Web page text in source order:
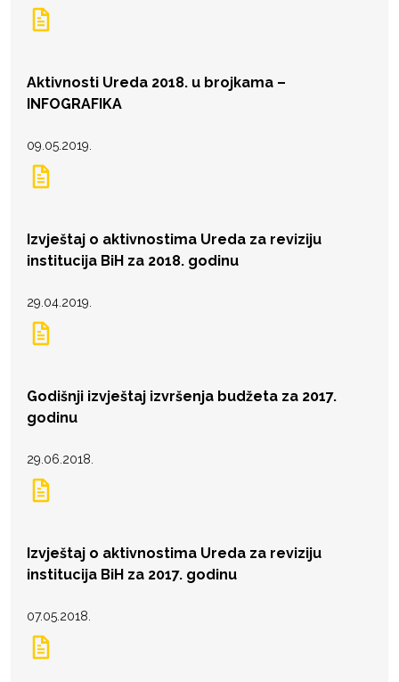
Aktivnosti Ureda 2018. u brojkama –
INFOGRAFIKA
09.05.2019.
Izvještaj o aktivnostima Ureda za reviziju
institucija BiH za 2018. godinu
29.04.2019.
Godišnji izvještaj izvršenja budžeta za 2017.
godinu
29.06.2018.
Izvještaj o aktivnostima Ureda za reviziju
institucija BiH za 2017. godinu
07.05.2018.